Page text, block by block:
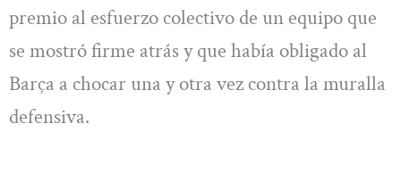
premio al esfuerzo colectivo de un equipo que
se mostró firme atrás y que había obligado al
Barça a chocar una y otra vez contra la muralla
defensiva.